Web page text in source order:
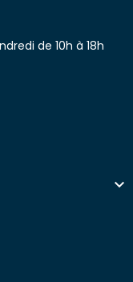
de 10h à 18h
